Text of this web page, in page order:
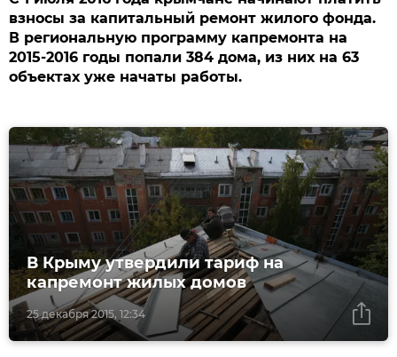
взносы за капитальный ремонт жилого фонда.
В региональную программу капремонта на
2015-2016 годы попали 384 дома, из них на 63
объектах уже начаты работы.
25 декабря 2015, 12:34
В Крыму утвердили тариф на
капремонт жилых домов